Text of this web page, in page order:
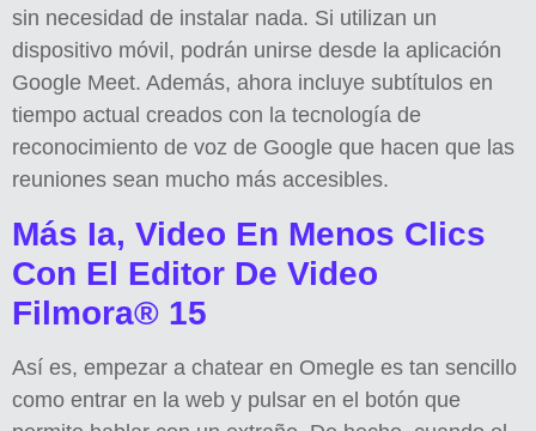
sin necesidad de instalar nada. Si utilizan un
dispositivo móvil, podrán unirse desde la aplicación
Google Meet. Además, ahora incluye subtítulos en
tiempo actual creados con la tecnología de
reconocimiento de voz de Google que hacen que las
reuniones sean mucho más accesibles.
Más Ia, Video En Menos Clics
Con El Editor De Video
Filmora® 15
Así es, empezar a chatear en Omegle es tan sencillo
como entrar en la web y pulsar en el botón que